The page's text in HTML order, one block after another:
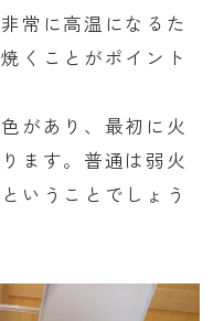
常に高温になるた
くことがポイント
があり、最初に火
ます。普通は弱火
いうことでしょう